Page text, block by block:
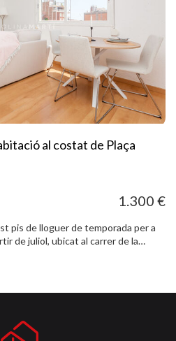
al costat de Plaça
1.300 €
pis de lloguer de temporada per a
de juliol, ubicat al carrer de la
la seva orientació sud i la seva
en una finca en bon estat, al
de comerços, serveis i transport